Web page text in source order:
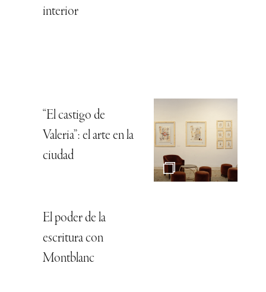
interior
“El castigo de
Valeria”: el arte en la
ciudad
El poder de la
escritura con
Montblanc